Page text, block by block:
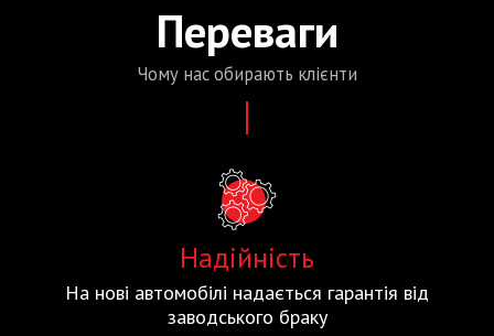
Переваги
Чому насобирають клієнти
Надійність
На нові автомобілі надається гарантія від
заводського браку